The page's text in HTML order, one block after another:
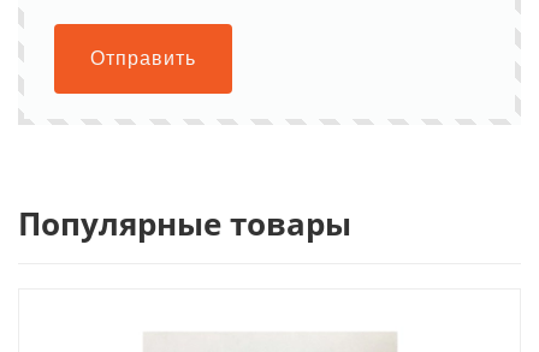
Отправить
Популярные товары